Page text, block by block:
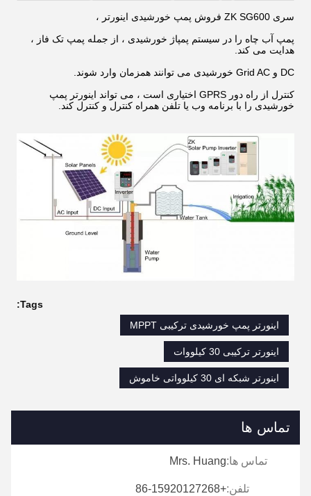
سری ZK SG600 فروش پمپ خورشیدی اینورتر ،
پمپ آب چاه را در سیستم پمپاژ خورشیدی ، از جمله پمپ تک فاز ،
هدایت می کند.
DC و Grid AC خورشیدی می توانند همزمان وارد شوند.
کنترل از راه دور GPRS اختیاری است ، می تواند اینورتر پمپ
خورشیدی را با برنامه وب یا تلفن همراه کنترل و کنترل کند.
Tags:
اینورتر پمپ خورشیدی ترکیبی MPPT
اینورتر ترکیبی 30 کیلووات
اینورتر شبکه ای 30 کیلوواتی خاموش
تماس ها
تماس ها:Mrs. Huang
تلفن:+86-15920127268